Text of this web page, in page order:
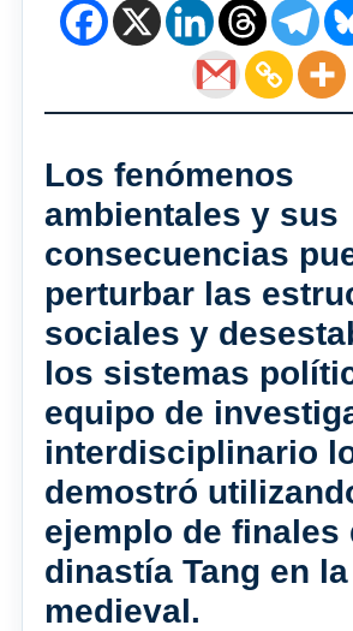
Los fenómenos
ambientales y sus
consecuencias
perturbar las
sociales y
los sistemas
equipo de
interdisciplinario
demostró
ejemplo de finales
dinastía Tang en
medieval.